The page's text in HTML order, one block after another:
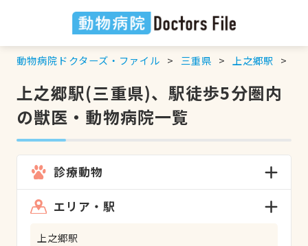
動物病院ドクターズ・ファイル 三重県 上之郷駅
上之郷駅(三重県)、駅徒歩5分圏内
の獣医・動物病院一覧
診療動物
エリア・駅
上之郷駅